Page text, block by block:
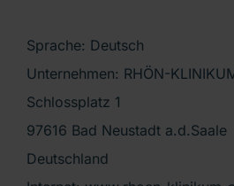
Sprache: Deutsch
Unternehmen: RHÖN-
Schlossplatz 1
97616 Bad Neustadt a.d.Saale
Deutschland